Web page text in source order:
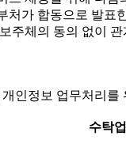
처가 합동으로 발표
주체의 동의 없이
인정보 업무처리
수탁업